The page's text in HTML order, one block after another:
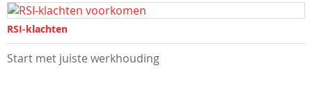
RSI-klachten
Start met juiste werkhouding